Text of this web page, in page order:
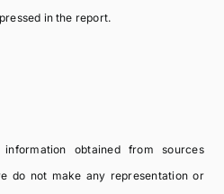
in the report.
obtained from sources
do not make any representation or